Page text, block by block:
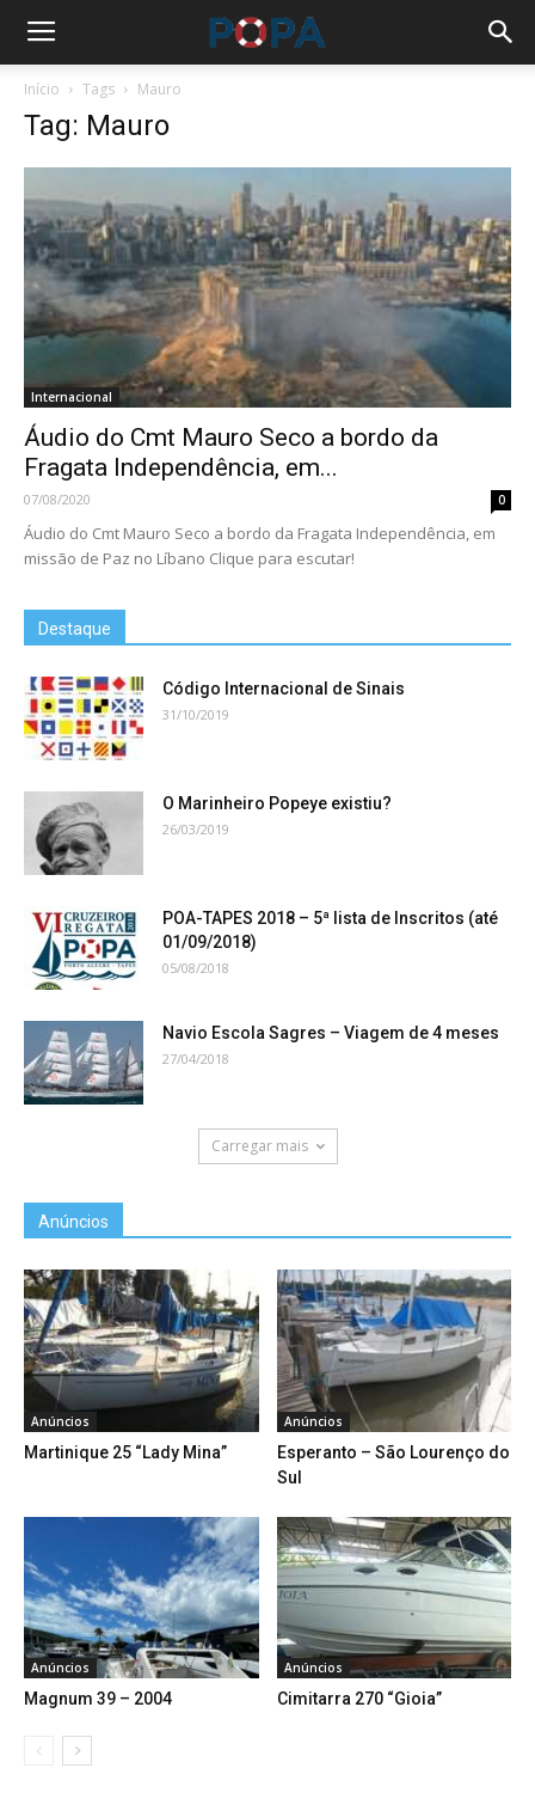
Início Tags Mauro
Tag: Mauro
Internacional
Áudio do Cmt Mauro Seco a bordo da
Fragata Independência, em...
07/08/2020 0
Áudio do Cmt Mauro Seco a bordo da Fragata Independência, em
missão de Paz no Líbano Clique para escutar!
Destaque
Código Internacional de Sinais
31/10/2019
O Marinheiro Popeye existiu?
26/03/2019
POA-TAPES 2018 – 5ª lista de Inscritos (até
01/09/2018)
05/08/2018
Navio Escola Sagres – Viagem de 4 meses
27/04/2018
Carregar mais
Anúncios
Anúncios
Martinique 25 “Lady Mina”
Anúncios
Esperanto – São Lourenço do
Sul
Anúncios
Magnum 39 – 2004
Anúncios
Cimitarra 270 “Gioia”